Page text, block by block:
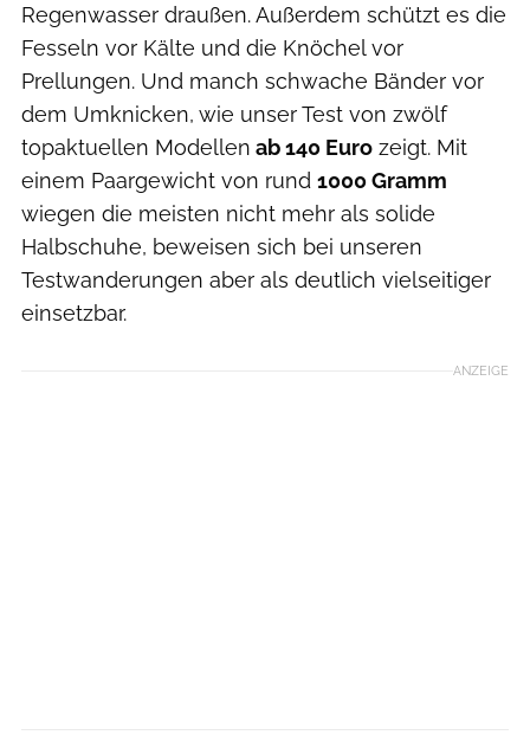
Regenwasser draußen. Außerdem schützt es die
Fesseln vor Kälte und die Knöchel vor
Prellungen. Und manch schwache Bänder vor
dem Umknicken, wie unser Test von zwölf
topaktuellen Modellen ab 140 Euro zeigt. Mit
einem Paargewicht von rund 1000 Gramm
wiegen die meisten nicht mehr als solide
Halbschuhe, beweisen sich bei unseren
Testwanderungen aber als deutlich vielseitiger
einsetzbar.
ANZEIGE